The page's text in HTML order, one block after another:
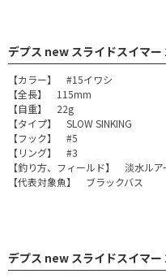
デプス new スライドスイマー
【カラー】 #15イワシ
【全長】 115mm
【自重】 22g
【タイプ】 SLOW SINKING
【フック】 #5
【リング】 #3
【釣り方、フィールド】 淡水ルア
【代表対象魚】 ブラックバス
デプス new スライドスイマ